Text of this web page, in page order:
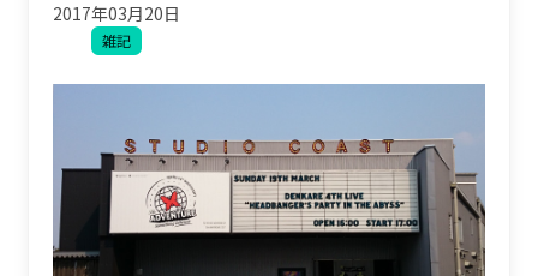
2017年03月20日
雑記